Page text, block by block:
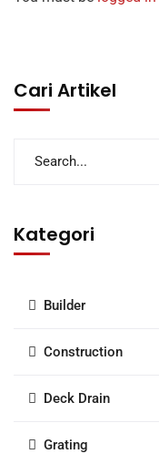
Cari Artikel
Kategori
Builder
Construction
Deck Drain
Grating